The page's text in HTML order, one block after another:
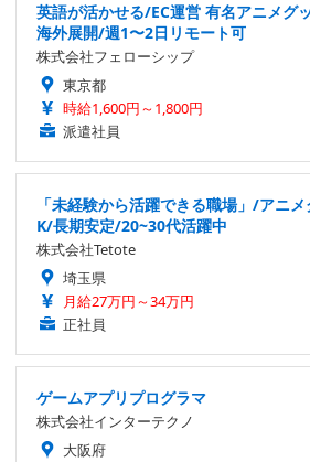
英語が活かせる/EC運営 有名アニメグ
海外展開/週1〜2日リモート可
株式会社フェローシップ
東京都
時給1,600円～1,800円
派遣社員
「未経験から活躍できる職場」/アニ
K/長期安定/20~30代活躍中
株式会社Tetote
埼玉県
月給27万円～34万円
正社員
ゲームアプリプログラマ
株式会社インターテクノ
大阪府